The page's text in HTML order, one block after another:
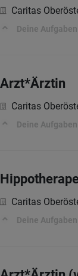
Caritas
Deine Aufgaben
Arzt*Ärztin
Caritas
Deine Aufgaben
Caritas
Deine Aufgaben